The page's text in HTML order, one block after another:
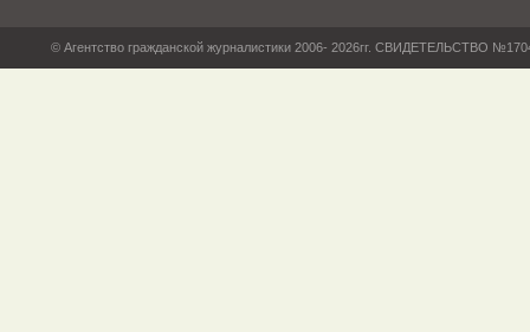
© Агентство гражданской журналистики 2006- 2026гг. СВИДЕТЕЛЬСТВО